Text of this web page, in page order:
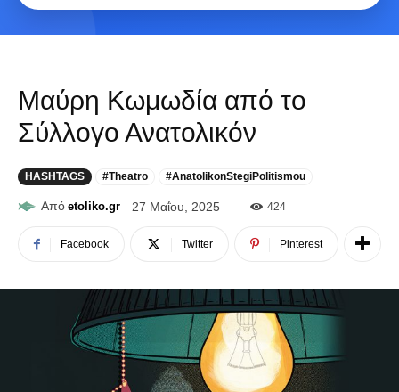
Μαύρη Κωμωδία από το
Σύλλογο Ανατολικόν
HASHTAGS #Theatro #AnatolikonStegiPolitismou
Από etoliko.gr 27 Μαΐου, 2025 424
Facebook Twitter Pinterest